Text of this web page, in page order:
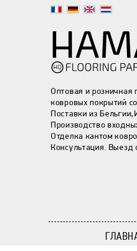
Оптовая и розничная
ковровых покрытий
Поставки из
Производство
Отделка кантом
Консультация. Выезд